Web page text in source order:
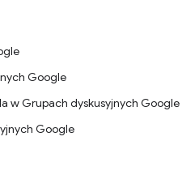
Google
w Grupach dyskusyjnych Google
Google